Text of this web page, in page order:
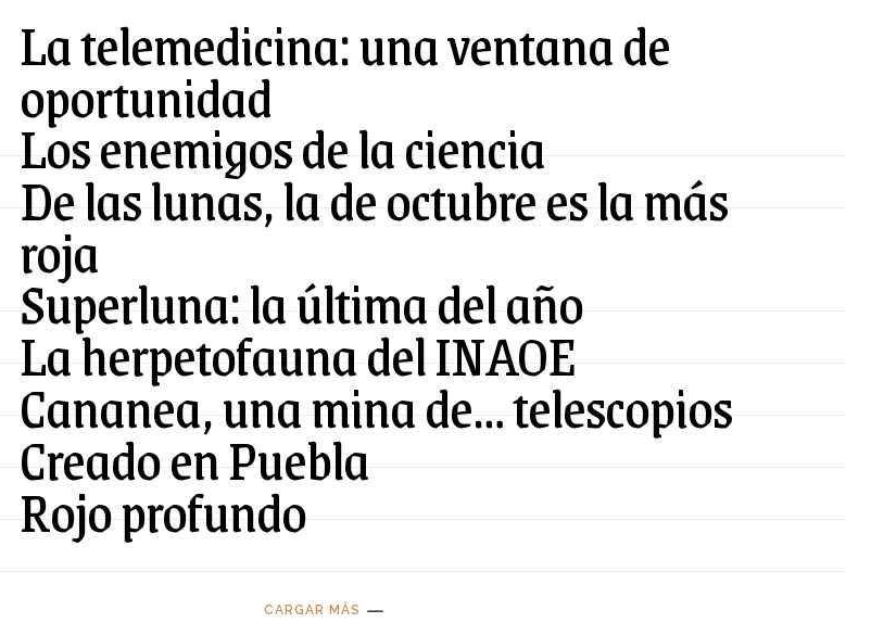
La telemedicina: una ventana de
oportunidad
Los enemigos de la ciencia
De las lunas, la de octubre es la más
roja
Superluna: la última del año
La herpetofauna del INAOE
Cananea, una mina de… telescopios
Creado en Puebla
Rojo profundo
CARGAR MÁS